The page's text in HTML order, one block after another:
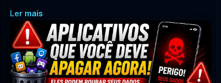
Ler mais